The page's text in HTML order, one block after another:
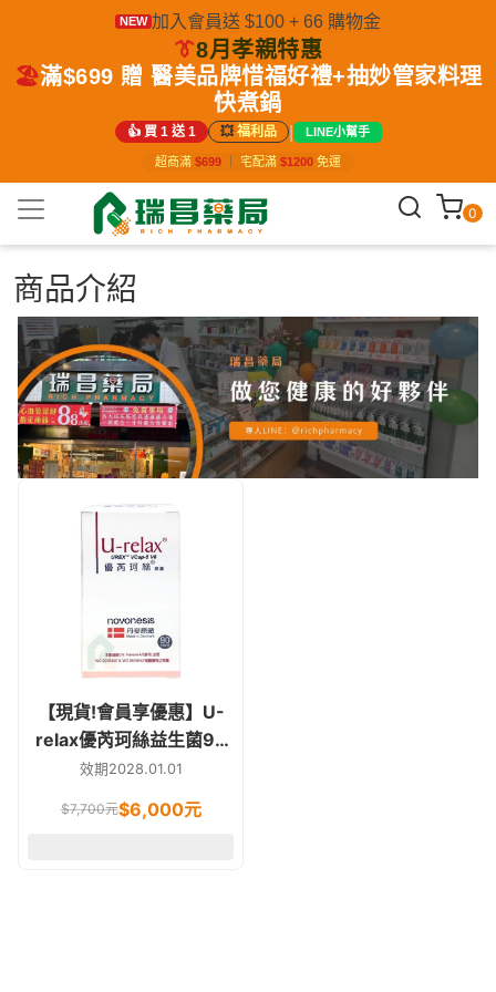
NEW 加入會員送 $100 + 66 購物金
👔8月孝親特惠
🏖️滿$699 贈 醫美品牌惜福好禮+抽妙管家料理
快煮鍋
👍 買 1 送 1 💥福利品 | LINE小幫手
超商滿 $699 宅配滿 $1200 免運
0
商品介紹
【現貨!會員享優惠】U-
relax優芮珂絲益生菌90
顆 私密處專用(與樂伊妥
效期2028.01.01
$7,700元$6,000元